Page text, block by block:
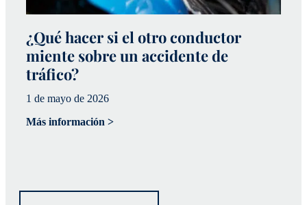
¿Qué hacer si el otro conductor
miente sobre un accidente de
tráfico?
1 de mayo de 2026
Más información >